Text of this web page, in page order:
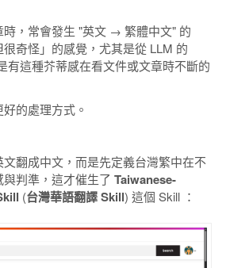
，常會發生 "英文 → 繁體中文" 的
很奇怪」的感覺，尤其是從 LLM 的
有這種芥蒂感在看文件或文章時不斷的
的處理方式。
翻成中文，而是先定義台灣繁中在不
判準，這才催生了 Taiwanese-
(台灣華語翻譯 Skill) 這個 Skill ：